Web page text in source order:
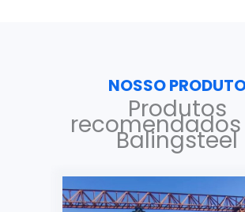
NOSSO
Produtos
Balingsteel